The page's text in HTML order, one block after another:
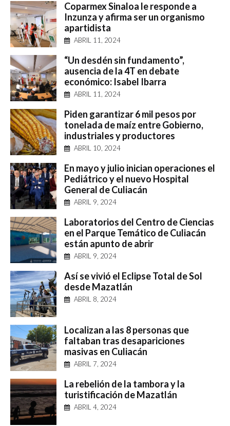
Coparmex Sinaloa le responde a
Inzunza y afirma ser un organismo
apartidista
ABRIL 11, 2024
“Un desdén sin fundamento”,
ausencia de la 4T en debate
económico: Isabel Ibarra
ABRIL 11, 2024
Piden garantizar 6 mil pesos por
tonelada de maíz entre Gobierno,
industriales y productores
ABRIL 10, 2024
En mayo y julio inician operaciones el
Pediátrico y el nuevo Hospital
General de Culiacán
ABRIL 9, 2024
Laboratorios del Centro de Ciencias
en el Parque Temático de Culiacán
están apunto de abrir
ABRIL 9, 2024
Así se vivió el Eclipse Total de Sol
desde Mazatlán
ABRIL 8, 2024
Localizan a las 8 personas que
faltaban tras desapariciones
masivas en Culiacán
ABRIL 7, 2024
La rebelión de la tambora y la
turistificación de Mazatlán
ABRIL 4, 2024